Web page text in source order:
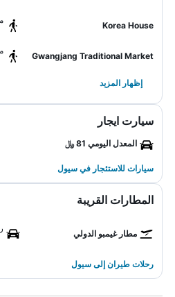
Korea House
Gwangjang Traditional Market
إظهار المزيد
سيارت ايجار
المعدل اليومي 81 ﷼
سيارات للاستئجار في سيول
المطارات القريبة
مطار غيمبو الدولي
رحلات طيران إلى سيول